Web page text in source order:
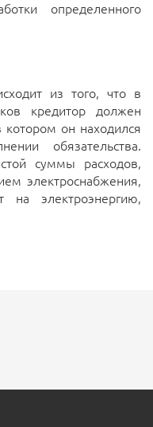
определенного
из того, что в
кредитор должен
он находился
обязательства.
суммы расходов,
электроснабжения,
на электроэнергию,